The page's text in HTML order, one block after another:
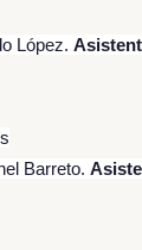
López.
Barreto.